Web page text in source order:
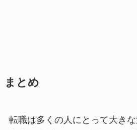
まとめ
転職は多くの人にとって大き